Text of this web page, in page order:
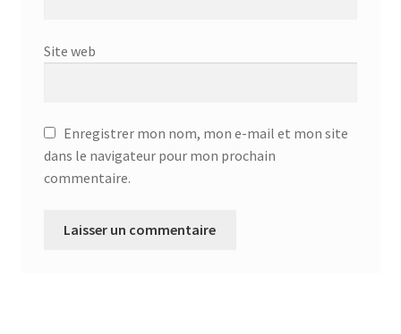
Site web
Enregistrer mon nom, mon e-mail et mon site
dans le navigateur pour mon prochain
commentaire.